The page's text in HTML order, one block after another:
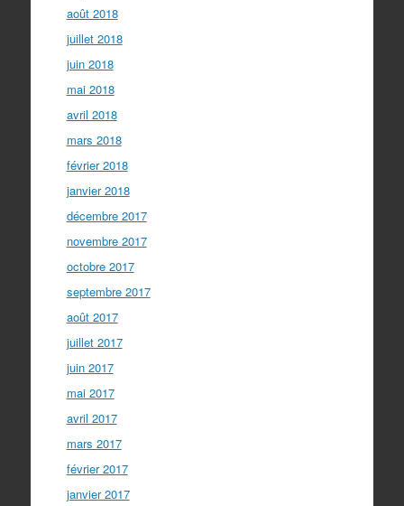
août 2018
juillet 2018
juin 2018
mai 2018
avril 2018
mars 2018
février 2018
janvier 2018
décembre 2017
novembre 2017
octobre 2017
septembre 2017
août 2017
juillet 2017
juin 2017
mai 2017
avril 2017
mars 2017
février 2017
janvier 2017